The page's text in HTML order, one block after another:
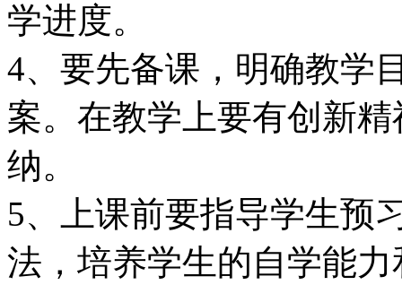
学进度。
4、要先备课，明确教学
案。在教学上要有创新
纳。
5、上课前要指导学生预
法，培养学生的自学能